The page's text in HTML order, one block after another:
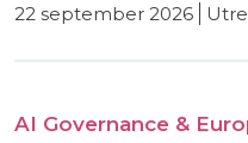
22 september 2026
AI Governance &